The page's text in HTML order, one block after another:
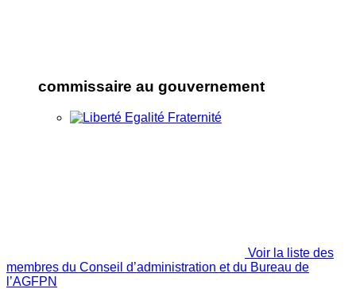
commissaire au gouvernement
Voir la liste des
membres du Conseil d’administration et du Bureau de
l’AGFPN